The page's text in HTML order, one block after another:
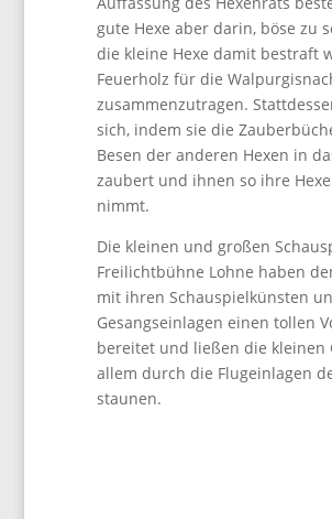
gute Hexe aber darin, böse zu
die kleine Hexe damit bestraft
Feuerholz für die
zusammenzutragen.
sich, indem sie die
Besen der anderen Hexen in
zaubert und ihnen so ihre
nimmt.
Die kleinen und großen
Freilichtbühne Lohne haben
mit ihren Schauspielkünsten
Gesangseinlagen einen tollen
bereitet und ließen die kleinen
allem durch die Flugeinlagen
staunen.